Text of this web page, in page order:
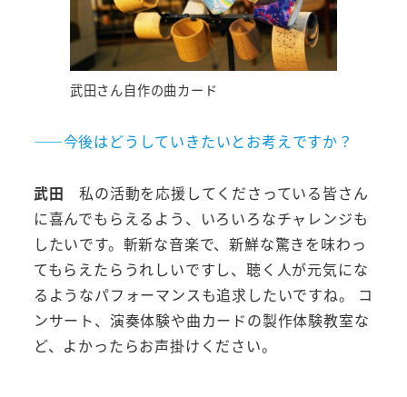
武田さん自作の曲カード
――今後はどうしていきたいとお考えですか？
武田私の活動を応援してくださっている皆さん
に喜んでもらえるよう、いろいろなチャレンジも
したいです。斬新な音楽で、新鮮な驚きを味わっ
てもらえたらうれしいですし、聴く人が元気にな
るようなパフォーマンスも追求したいですね。 コ
ンサート、演奏体験や曲カードの製作体験教室な
ど、よかったらお声掛けください。